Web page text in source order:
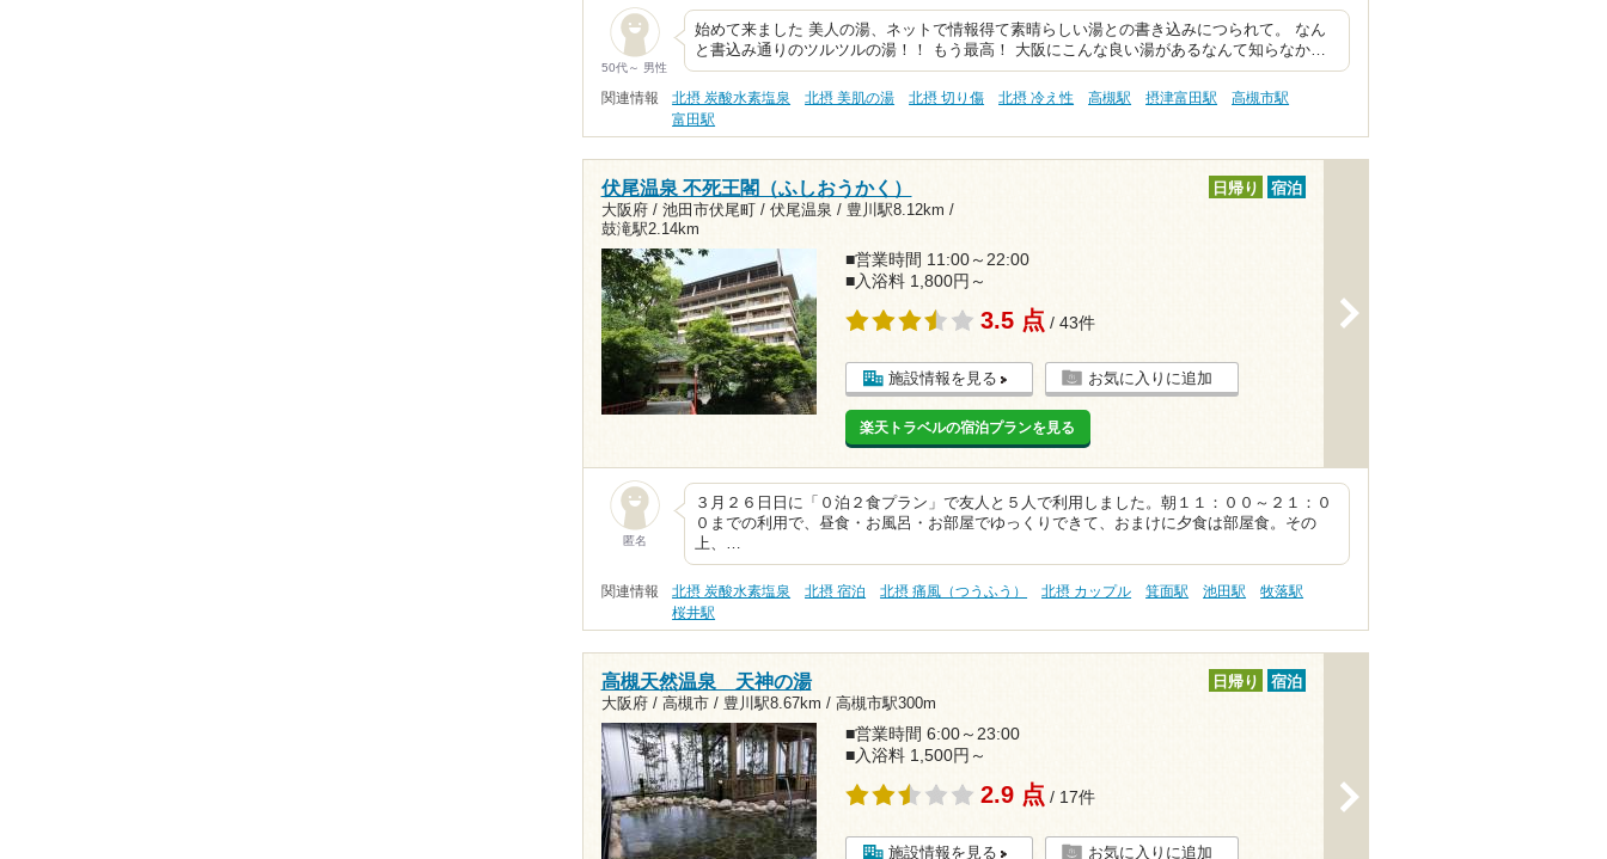
50代～ 男性
始めて来ました 美人の湯、ネットで情報得て素晴らしい湯との書き込みにつられて。 なん
と書込み通りのツルツルの湯！！ もう最高！ 大阪にこんな良い湯があるなんて知らなか…
関連情報 北摂 炭酸水素塩泉 北摂 美肌の湯 北摂 切り傷 北摂 冷え性 高槻駅 摂津富田駅
高槻市駅
富田駅
伏尾温泉 不死王閣（ふしおうかく）
大阪府 / 池田市伏尾町 / 伏尾温泉 / 豊川駅8.12km /
鼓滝駅2.14km
日帰り 宿泊
■営業時間 11:00～22:00
■入浴料 1,800円～
3.5 点 / 43件
施設情報を見る お気に入りに追加
楽天トラベルの宿泊プランを見る
匿名
３月２６日日に「０泊２食プラン」で友人と５人で利用しました。朝１１：００～２１：０
０までの利用で、昼食・お風呂・お部屋でゆっくりできて、おまけに夕食は部屋食。その
上、…
関連情報 北摂 炭酸水素塩泉 北摂 宿泊 北摂 痛風（つうふう） 北摂 カップル 箕面駅 池田駅
牧落駅
桜井駅
高槻天然温泉 天神の湯
大阪府 / 高槻市 / 豊川駅8.67km / 高槻市駅300m
日帰り 宿泊
■営業時間 6:00～23:00
■入浴料 1,500円～
2.9 点 / 17件
施設情報を見る お気に入りに追加